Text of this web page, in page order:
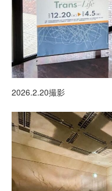
2026.2.20撮影